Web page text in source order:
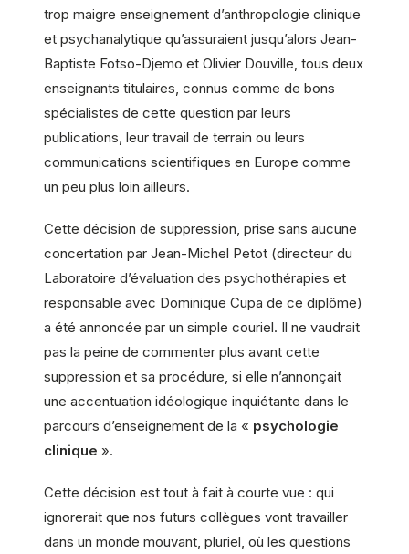
trop maigre enseignement d’anthropologie clinique
et psychanalytique qu’assuraient jusqu’alors Jean-
Baptiste Fotso-Djemo et Olivier Douville, tous deux
enseignants titulaires, connus comme de bons
spécialistes de cette question par leurs
publications, leur travail de terrain ou leurs
communications scientifiques en Europe comme
un peu plus loin ailleurs.
Cette décision de suppression, prise sans aucune
concertation par Jean-Michel Petot (directeur du
Laboratoire d’évaluation des psychothérapies et
responsable avec Dominique Cupa de ce diplôme)
a été annoncée par un simple couriel. Il ne vaudrait
pas la peine de commenter plus avant cette
suppression et sa procédure, si elle n’annonçait
une accentuation idéologique inquiétante dans le
parcours d’enseignement de la « psychologie
clinique ».
Cette décision est tout à fait à courte vue : qui
ignorerait que nos futurs collègues vont travailler
dans un monde mouvant, pluriel, où les questions